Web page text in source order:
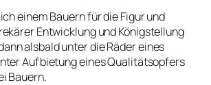
einem Bauern für die Figur und
Entwicklung und Königstellung
alsbald unter die Räder eines
Aufbietung eines Qualitätsopfers
Bauern.